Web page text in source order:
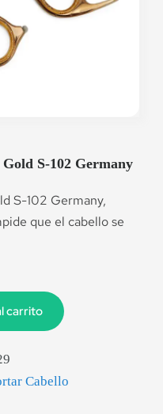
S-102 Germany
S-102 Germany,
que el cabello se
carrito
Cabello